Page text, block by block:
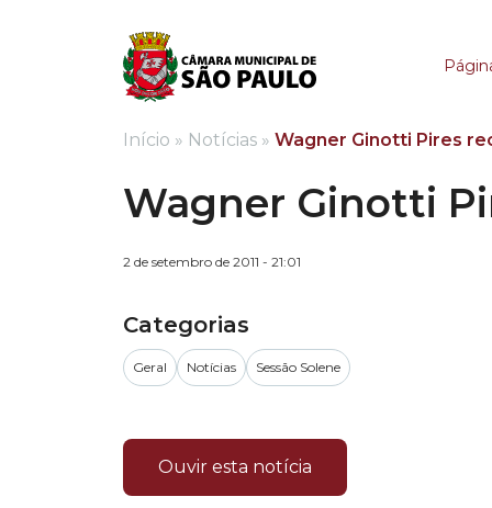
Wagner Ginotti Pires
Início » Notícias » Wagner Ginotti Pires
Wagner Ginotti
2 de setembro de 2011 - 21:01
Categorias
Geral Notícias Sessão Solene
Ouvir esta notícia